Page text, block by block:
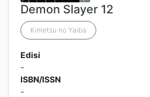
Demon Slayer 12
Kimetsu no Yaiba
Edisi
-
ISBN/ISSN
-